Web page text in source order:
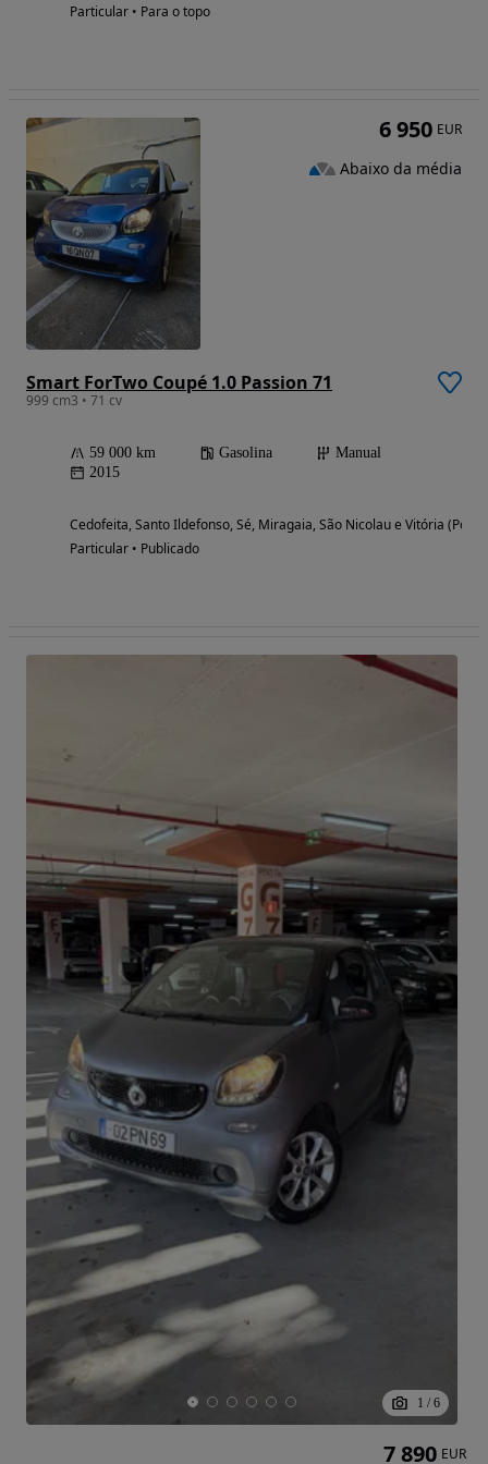
Particular • Para o topo
Smart ForTwo Coupé 1.0 Passion 71
999 cm3 • 71 cv
59 000 km Gasolina
Manual
2015
Cedofeita, Santo Ildefonso, Sé, Miragaia, São Nicolau e Vitória (Porto)
Particular • Publicado
6 950 EUR
Abaixo da média
1 / 6
7 890 EUR